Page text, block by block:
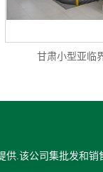
甘肃小型亚临
.该公司集批发和销